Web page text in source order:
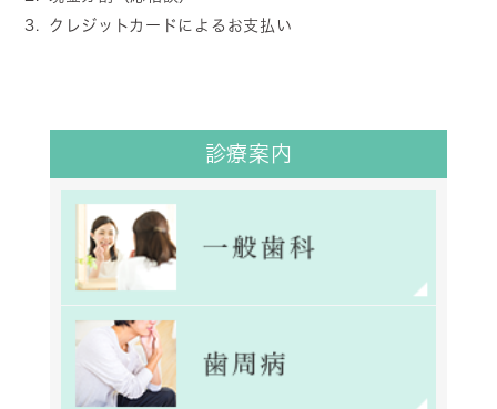
3.クレジットカードによるお支払い
診療案内